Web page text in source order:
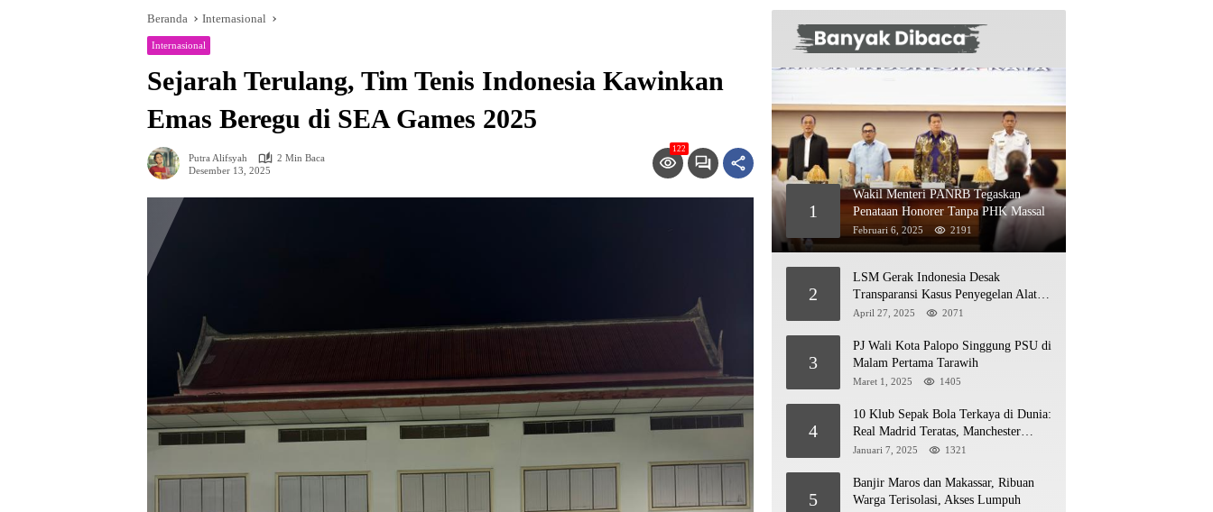
Beranda Internasional
Internasional
Sejarah Terulang, Tim Tenis Indonesia Kawinkan
Emas Beregu di SEA Games 2025
Putra Alifsyah
2 Min Baca
Desember 13, 2025
122
1
Wakil Menteri PANRB Tegaskan
Penataan Honorer Tanpa PHK Massal
Februari 6, 2025 2191
2
LSM Gerak Indonesia Desak
Transparansi Kasus Penyegelan Alat
Berat di Jetty PT Kasmar 2
April 27, 2025 2071
3
PJ Wali Kota Palopo Singgung PSU di
Malam Pertama Tarawih
Maret 1, 2025 1405
4
10 Klub Sepak Bola Terkaya di Dunia:
Real Madrid Teratas, Manchester
United Mengejar!
Januari 7, 2025 1321
5
Banjir Maros dan Makassar, Ribuan
Warga Terisolasi, Akses Lumpuh